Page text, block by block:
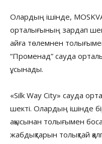
Олардың ішінде,
орталығының зардап
айға төлемнен
“Променад” сауда
ұсынады.
«Silk Way City» сауда
шекті. Олардың ішінде
ақысынан толығымен
жабдықтарын толықтай